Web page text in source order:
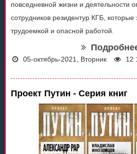
повседневной жизни и деятельности
сотрудников резидентур КГБ,
трудоемкой и опасной работой.
05-октябрь-2021, Вторник 12
Проект Путин - Серия книг